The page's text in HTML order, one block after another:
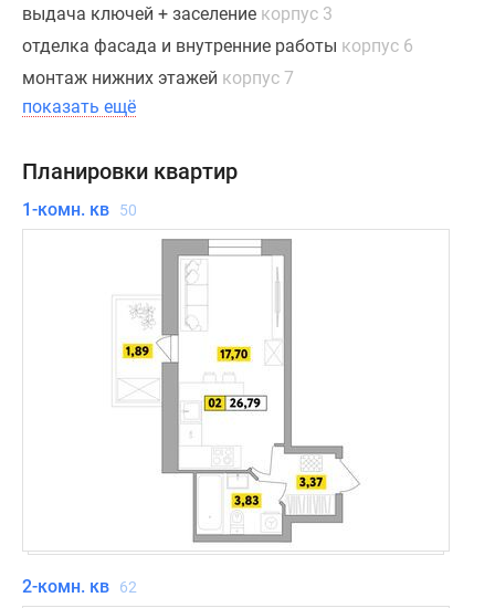
выдача ключей + заселение корпус 3
отделка фасада и внутренние работы корпус 6
монтаж нижних этажей корпус 7
показать ещё
Планировки квартир
1-комн. кв 50
2-комн. кв 62